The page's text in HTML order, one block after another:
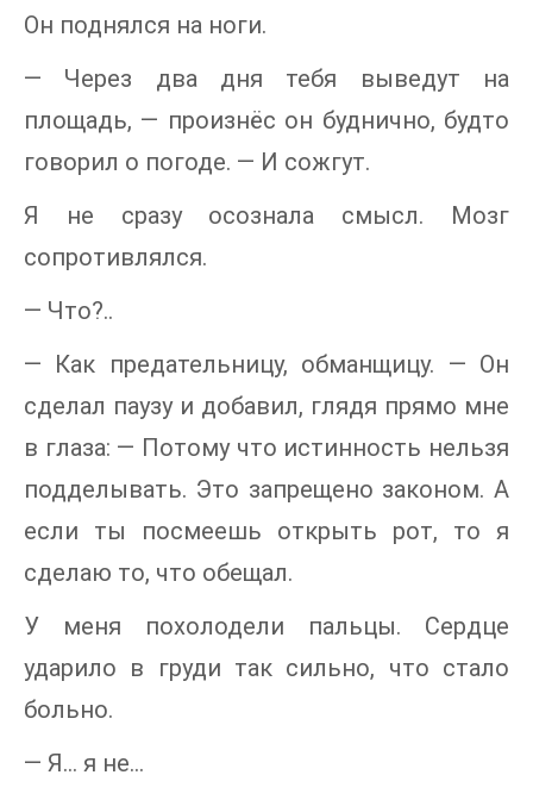
Он поднялся на ноги.
— Через два дня тебя выведут на
площадь, — произнёс он буднично, будто
говорил о погоде. — И сожгут.
Я не сразу осознала смысл. Мозг
сопротивлялся.
— Что?..
— Как предательницу, обманщицу. — Он
сделал паузу и добавил, глядя прямо мне
в глаза: — Потому что истинность нельзя
подделывать. Это запрещено законом. А
если ты посмеешь открыть рот, то я
сделаю то, что обещал.
У меня похолодели пальцы. Сердце
ударило в груди так сильно, что стало
больно.
— Я… я не…